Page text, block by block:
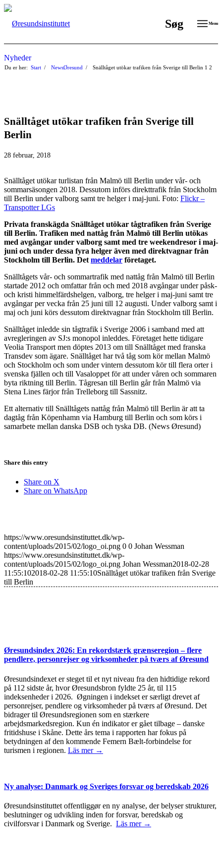
Søg Menu
Nyheder
Du er her: Start 1
/ NewsØresund 2
/ Snälltåget utökar trafiken från Sverige till Berlin
Snälltåget utökar trafiken från Sverige till
Berlin
28 februar, 2018
Snälltåget utökar turlistan från Malmö till Berlin under vår- och
sommarsäsongen 2018. Dessutom införs direkttrafik från Stockholm
till Berlin under valborg samt tre helger i maj-juni. Foto: Flickr –
Transpotter LGs
Privata franskägda Snälltåget utökar tågtrafiken från Sverige
till Berlin. Trafiken med nattåg från Malmö till Berlin utökas
med avgångar under valborg samt med tre weekendresor i maj-
juni och under dessa fyra helger även med direktvagnar från
Stockholm till Berlin. Det meddelar företaget.
Snälltågets vår- och sommartrafik med nattåg från Malmö till Berlin
startade 2012 och omfattar från och med 2018 avgångar under påsk-
och kristi himmelfärdshelgen, valborg, tre helger i maj-juni samt tre
avgångar per vecka från 25 juni till 12 augusti. Under valborg samt i
maj och juni körs dessutom direktvagnar från Stockholm till Berlin.
Snälltåget inledde sin tågtrafik i Sverige 2006 i samband med att
avregleringen av SJ:s monopol inleddes. Företaget hette tidigare
Veolia Transport men döptes 2013 om till Snälltåget med franska
Transdev som ägare. Snälltåget har två tåg som kör mellan Malmö
och Stockholm och som under vintern dessutom kör till flera orter i
svenska fjällen och till Vasaloppet för att under våren och sommaren
byta riktning till Berlin. Tågresan till Berlin går från Malmö via
Stena Lines färjor från Trelleborg till Sassnitz.
Ett alternativ till Snälltågets nattåg från Malmö till Berlin är att ta
dagtåg från Köpenhamn via Hamburg till Berlin och som körs i
samarbete mellan danska DSB och tyska DB. (News Øresund)
Share this entry
Share on X
Share on WhatsApp
https://www.oresundsinstituttet.dk/wp-
content/uploads/2015/02/logo_oi.png 0 0 Johan Wessman
https://www.oresundsinstituttet.dk/wp-
content/uploads/2015/02/logo_oi.png Johan Wessman2018-02-28
11:55:102018-02-28 11:55:10Snälltåget utökar trafiken från Sverige
till Berlin
Øresundsindex 2026: En rekordstærk grænseregion – flere
pendlere, personrejser og virksomheder på tværs af Øresund
Øresundsindexet er steget til et nyt niveau fra den hidtidige rekord
på 112 sidste år, hvor Øresundsbron fyldte 25 år, til 115
indeksenheder i 2026. Øgningen i indekset er særligt drevet af
personrejser, pendlere og virksomheder på tværs af Øresund. Det
bidrager til Øresundsregionen som en stærkere
arbejdsmarkedsregion. Kun én indikator er gået tilbage – danske
fritidshuse i Skåne. Dette års tema i rapporten har fokus på
betydningen af den kommende Femern Bælt-forbindelse for
turismen i regionen. Läs mer →
Ny analyse: Danmark og Sveriges forsvar og beredskab 2026
Øresundsinstituttet offentliggør en ny analyse, der belyser strukturer,
beslutninger og udvikling inden for forsvar, beredskab og
civilforsvar i Danmark og Sverige. Läs mer →